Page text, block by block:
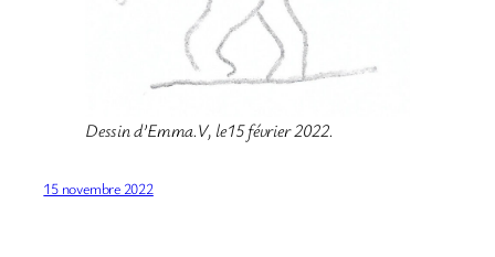
Dessin d’Emma.V, le15 février 2022.
15 novembre 2022